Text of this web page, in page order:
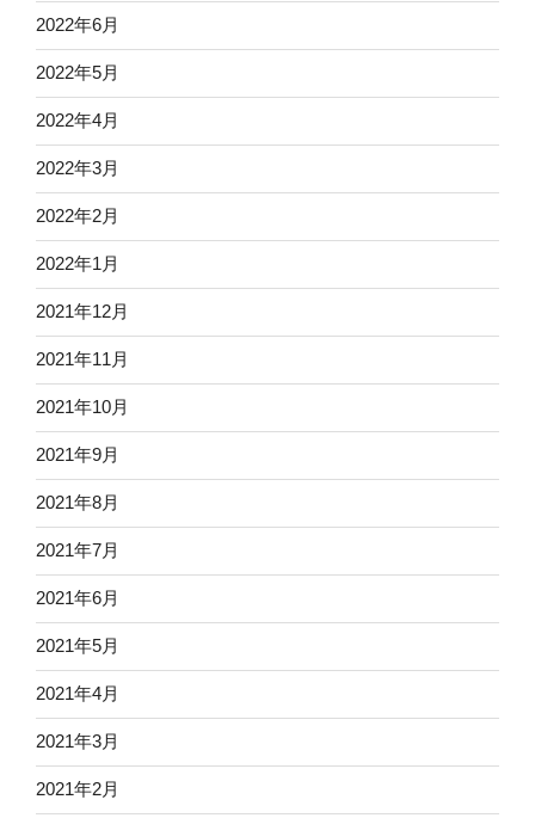
2022年6月
2022年5月
2022年4月
2022年3月
2022年2月
2022年1月
2021年12月
2021年11月
2021年10月
2021年9月
2021年8月
2021年7月
2021年6月
2021年5月
2021年4月
2021年3月
2021年2月